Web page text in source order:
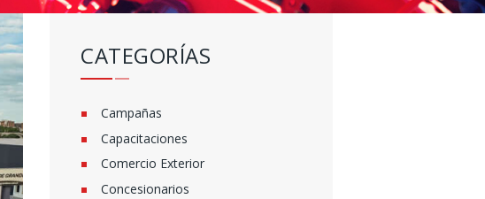
CATEGORÍAS
Campañas
Capacitaciones
Comercio Exterior
Concesionarios